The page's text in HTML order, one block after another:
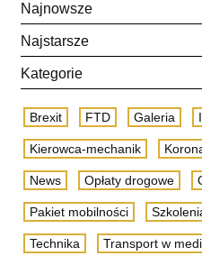
Najnowsze
Najstarsze
Kategorie
Brexit FTD Galeria
Kierowca-mechanik
News Opłaty drogowe
Pakiet mobilności
Technika Transport w